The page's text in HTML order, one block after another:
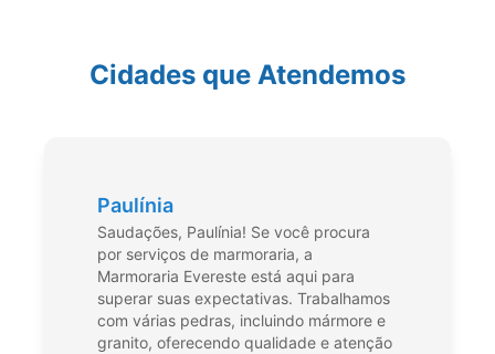
Cidades que Atendemos
Paulínia
Saudações, Paulínia! Se você procura
por serviços de marmoraria, a
Marmoraria Evereste está aqui para
superar suas expectativas. Trabalhamos
com várias pedras, incluindo mármore e
granito, oferecendo qualidade e atenção